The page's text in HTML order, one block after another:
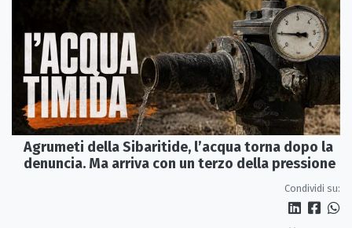
Agrumeti della Sibaritide, l’acqua torna dopo la
denuncia. Ma arriva con un terzo della pressione
Condividi su: